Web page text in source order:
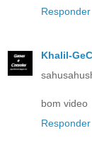
Responder
Khalil-GeC
bom video
Responder